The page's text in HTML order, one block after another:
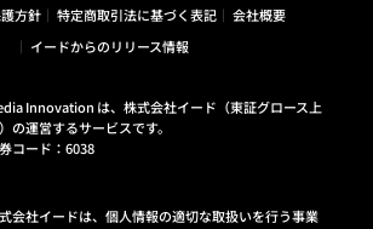
方針
特定商取引法に基づく表記
会社概要
イードからのリリース情報
Innovation は、株式会社イード（東証グロース上
の運営するサービスです。
コード：6038
会社イードは、個人情報の適切な取扱いを行う事業